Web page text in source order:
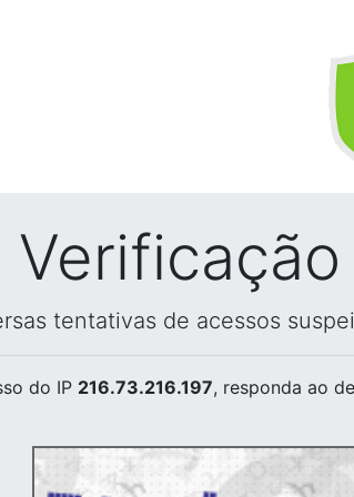
tentativas de acessos
do IP 216.73.216.197, responda ao